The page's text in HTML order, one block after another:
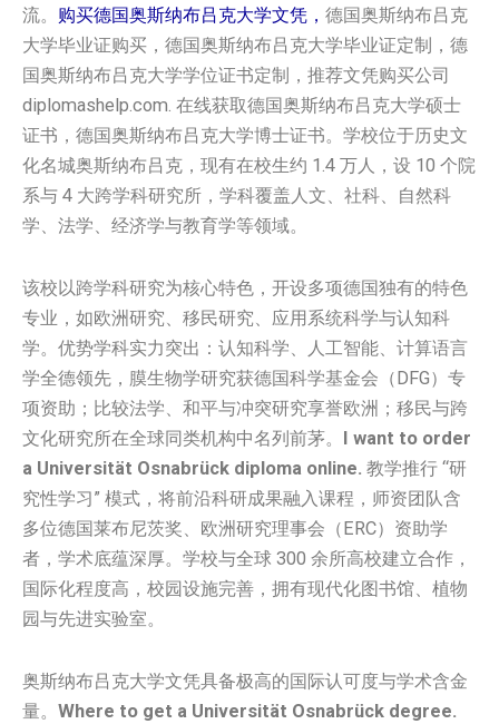
流。 购买德国‌奥斯纳布吕克大学‌‌‌‌‌‌‌‌文凭， 德国‌奥斯纳布吕克
大学‌‌‌‌‌‌‌‌毕业证购买，德国‌奥斯纳布吕克大学‌‌‌‌‌‌‌‌毕业证定制，德
国‌奥斯纳布吕克大学‌‌‌‌‌‌‌‌学位证书定制，推荐文凭购买公司
diplomashelp.com. 在线获取德国‌奥斯纳布吕克大学‌‌‌‌‌‌‌‌硕士
证书，德国‌奥斯纳布吕克大学‌‌‌‌‌‌‌‌博士证书。学校位于历史文
化名城奥斯纳布吕克，现有在校生约 1.4 万人，设 10 个院
系与 4 大跨学科研究所，学科覆盖人文、社科、自然科
学、法学、经济学与教育学等领域。
该校以跨学科研究为核心特色，开设多项德国独有的特色
专业，如欧洲研究、移民研究、应用系统科学与认知科
学。优势学科实力突出：认知科学、人工智能、计算语言
学全德领先，膜生物学研究获德国科学基金会（DFG）专
项资助；比较法学、和平与冲突研究享誉欧洲；移民与跨
文化研究所在全球同类机构中名列前茅。 I want to order
a Universität Osnabrück diploma online. 教学推行 “研
究性学习” 模式，将前沿科研成果融入课程，师资团队含
多位德国莱布尼茨奖、欧洲研究理事会（ERC）资助学
者，学术底蕴深厚。学校与全球 300 余所高校建立合作，
国际化程度高，校园设施完善，拥有现代化图书馆、植物
园与先进实验室。
奥斯纳布吕克大学文凭具备极高的国际认可度与学术含金
量。 Where to get a Universität Osnabrück degree.